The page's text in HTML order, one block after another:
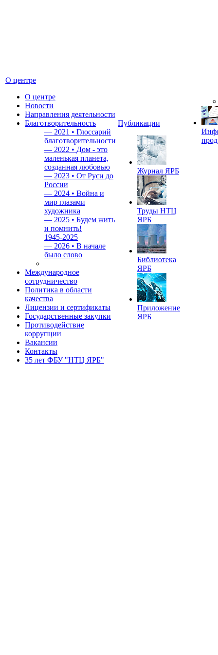
О центре
О центре
Новости
Направления деятельности
Благотворительность
— 2021 • Глоссарий
благотворительности
— 2022 • Дом - это
маленькая планета,
созданная любовью
— 2023 • От Руси до
России
— 2024 • Война и
мир глазами
художника
— 2025 • Будем жить
и помнить!
1945-2025
— 2026 • В начале
было слово
Международное
сотрудничество
Политика в области
качества
Лицензии и сертификаты
Государственные закупки
Противодействие
коррупции
Вакансии
Контакты
35 лет ФБУ "НТЦ ЯРБ"
Публикации
Журнал ЯРБ
Труды НТЦ
ЯРБ
Библиотека
ЯРБ
Приложение
ЯРБ